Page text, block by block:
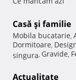
Casă şi familie
Mobila bucatarie,
Dormitoare,
singura, Gravide,
Actualitate